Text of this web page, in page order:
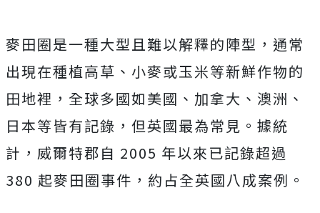
麥田圈是一種大型且難以解釋的陣型，通常
出現在種植高草、小麥或玉米等新鮮作物的
田地裡，全球多國如美國、加拿大、澳洲、
日本等皆有記錄，但英國最為常見。據統
計，威爾特郡自 2005 年以來已記錄超過
380 起麥田圈事件，約占全英國八成案例。